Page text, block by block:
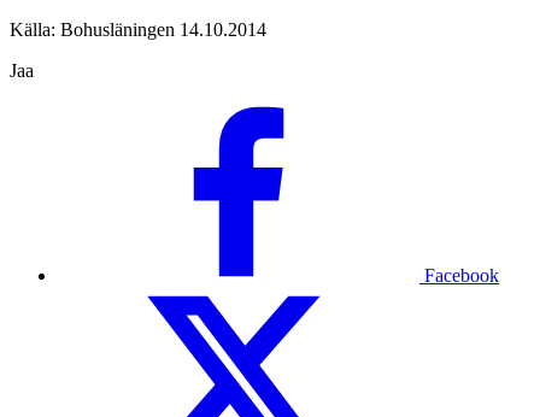
Källa: Bohusläningen 14.10.2014
Jaa
Facebook